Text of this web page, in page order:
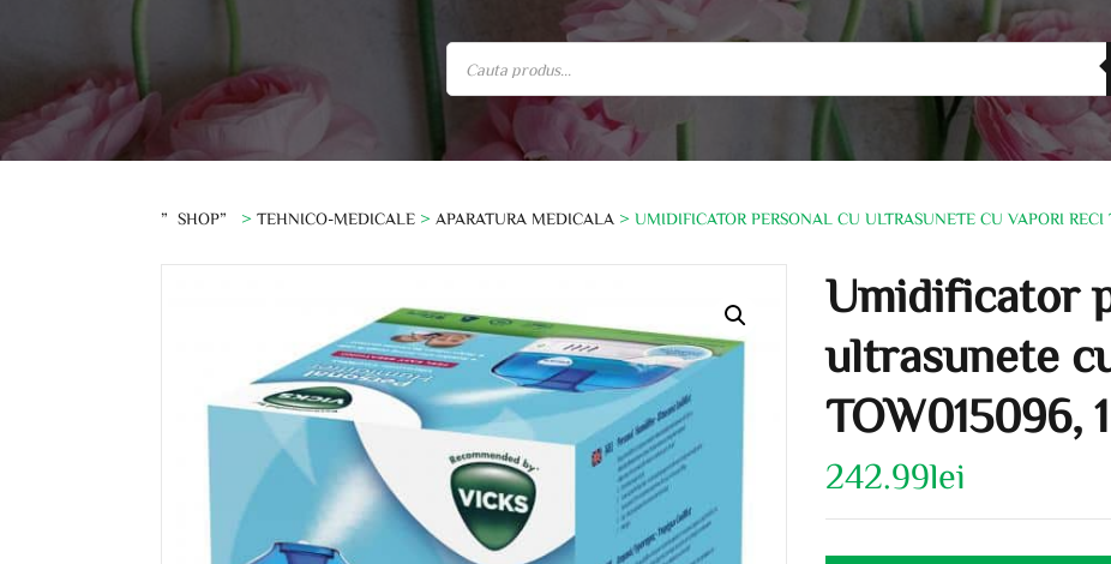
”SHOP” >TEHNICO-MEDICALE > APARATURA MEDICALA > UMIDIFICATOR PERSONAL CU ULTRASUNETE CU VAPORI RECI
Umidificator
ultrasunete
TOW015096,
242.99lei